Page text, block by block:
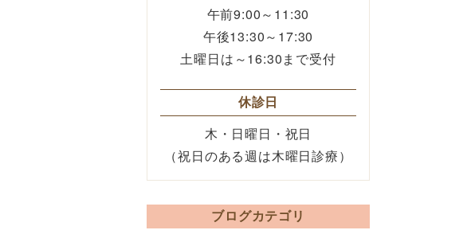
午前9:00～11:30
午後13:30～17:30
土曜日は～16:30まで受付
休診日
木・日曜日・祝日
（祝日のある週は木曜日診療）
ブログカテゴリ